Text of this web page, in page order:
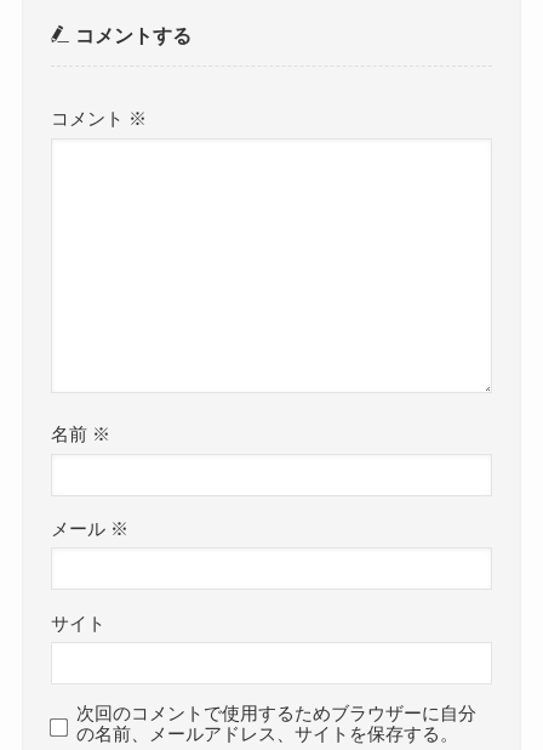
コメントする
コメント ※
名前 ※
メール ※
サイト
次回のコメントで使用するためブラウザーに自分
の名前、メールアドレス、サイトを保存する。